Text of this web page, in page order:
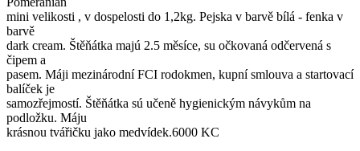
mini velikosti , v dospelosti do 1,2kg. Pejska v barvě bílá - fenka v
barvě
dark cream. Štěňátka majú 2.5 měsíce, su očkovaná odčervená s
čipem a
pasem. Máji mezinárodní FCI rodokmen, kupní smlouva a startovací
balíček je
samozřejmostí. Štěňátka sú učeně hygienickým návykům na
podložku. Máju
krásnou tvářičku jako medvídek.6000 KC